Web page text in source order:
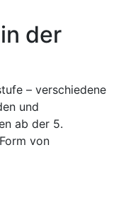
der
– verschiedene
und
ab der 5.
von